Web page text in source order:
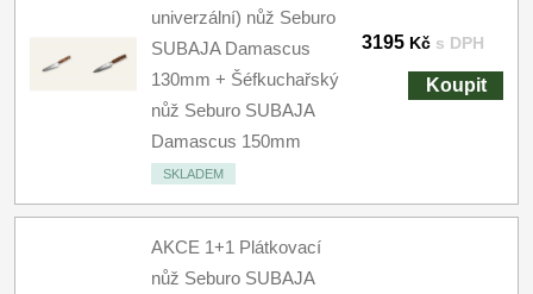
univerzální) nůž Seburo
SUBAJA Damascus
130mm + Šéfkuchařský
nůž Seburo SUBAJA
Damascus 150mm
SKLADEM
3195 Kč s DPH
Koupit
AKCE 1+1 Plátkovací
nůž Seburo SUBAJA